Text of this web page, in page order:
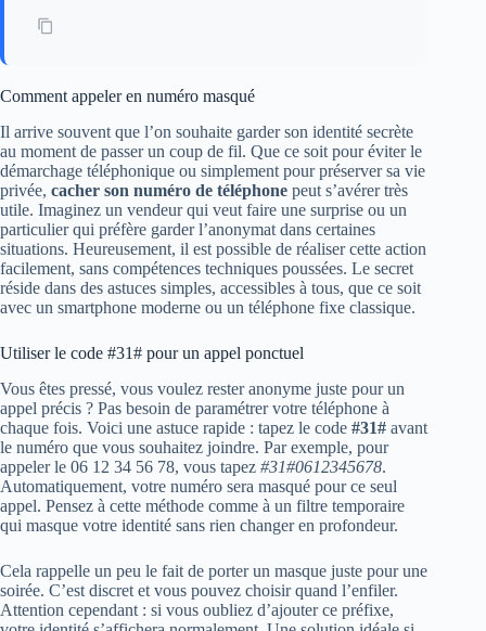
Comment appeler en numéro masqué
Il arrive souvent que l’on souhaite garder son identité secrète
au moment de passer un coup de fil. Que ce soit pour éviter le
démarchage téléphonique ou simplement pour préserver sa vie
privée, cacher son numéro de téléphone peut s’avérer très
utile. Imaginez un vendeur qui veut faire une surprise ou un
particulier qui préfère garder l’anonymat dans certaines
situations. Heureusement, il est possible de réaliser cette action
facilement, sans compétences techniques poussées. Le secret
réside dans des astuces simples, accessibles à tous, que ce soit
avec un smartphone moderne ou un téléphone fixe classique.
Utiliser le code #31# pour un appel ponctuel
Vous êtes pressé, vous voulez rester anonyme juste pour un
appel précis ? Pas besoin de paramétrer votre téléphone à
chaque fois. Voici une astuce rapide : tapez le code #31# avant
le numéro que vous souhaitez joindre. Par exemple, pour
appeler le 06 12 34 56 78, vous tapez #31#0612345678.
Automatiquement, votre numéro sera masqué pour ce seul
appel. Pensez à cette méthode comme à un filtre temporaire
qui masque votre identité sans rien changer en profondeur.
Cela rappelle un peu le fait de porter un masque juste pour une
soirée. C’est discret et vous pouvez choisir quand l’enfiler.
Attention cependant : si vous oubliez d’ajouter ce préfixe,